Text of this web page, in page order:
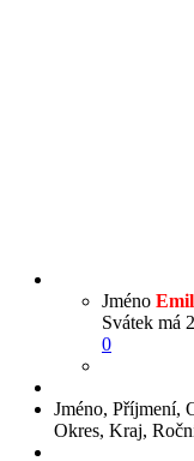
Jméno Emil
Svátek má
0
Jméno, Příjmení,
Okres, Kraj,